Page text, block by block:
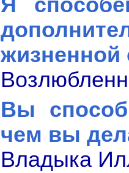
Я
Вы
чем вы
Владыка